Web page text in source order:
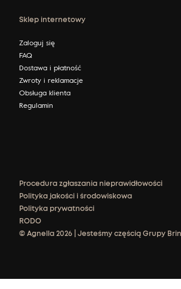
Sklep internetowy
Zaloguj się
FAQ
Dostawa i płatność
Zwroty i reklamacje
Obsługa klienta
Regulamin
Procedura zgłaszania nieprawidłowości
Polityka jakości i środowiskowa
Polityka prywatności
RODO
© Agnella 2026 | Jesteśmy częścią Grupy